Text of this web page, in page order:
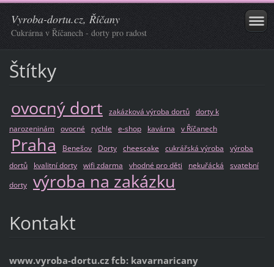
Vyroba-dortu.cz, Říčany
Cukrárna v Říčanech - dorty pro radost
Štítky
ovocný dort zakázková výroba dortů dorty k
narozeninám ovocné rychle e-shop kavárna v Říčanech
Praha Benešov Dorty cheescake cukrářská výroba
výroba
dortů
kvalitní dorty wifi zdarma vhodné pro děti nekuřácká
svatební
dorty výroba na zakázku
Kontakt
www.vyroba-dortu.cz fcb: kavarnaricany